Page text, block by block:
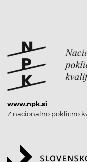
www.npk.si
Z nacionalno poklicno